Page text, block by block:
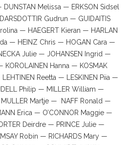
DUNSTAN Melissa — ERKSON Sidsel
Gudrun — GUIDAITIS
— HAEGERT Kieran — HARLAN
— HEINZ Chris — HOGAN Cara —
Julie — JOHANSEN Ingrid —
KOROLAINEN Hanna — KOSMAK
Reetta — LESKINEN Piia —
Philip — MILLER William —
MULLER Martje — NAFF Ronald —
Erica — O’CONNOR Maggie —
Deirdre — PRINCE Julie —
Robin — RICHARDS Mary —